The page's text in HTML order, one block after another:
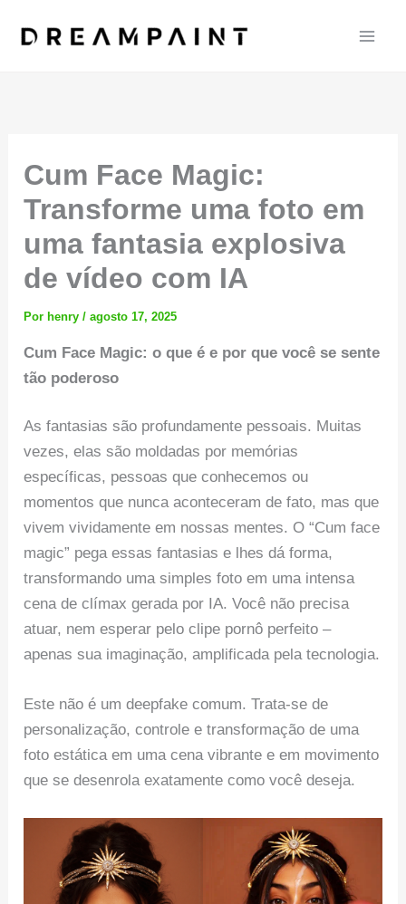
para
Cum Face Magic:
Transforme uma foto em
uma fantasia explosiva
de vídeo com IA
Porhenry/agosto 17, 2025
Cum Face Magic: o que é e por que você se sente
tão poderoso
As fantasias são profundamente pessoais. Muitas
vezes, elas são moldadas por memórias
específicas, pessoas que conhecemos ou
momentos que nunca aconteceram de fato, mas que
vivem vividamente em nossas mentes. O “Cum face
magic” pega essas fantasias e lhes dá forma,
transformando uma simples foto em uma intensa
cena de clímax gerada por IA. Você não precisa
atuar, nem esperar pelo clipe pornô perfeito –
apenas sua imaginação, amplificada pela tecnologia.
Este não é um deepfake comum. Trata-se de
personalização, controle e transformação de uma
foto estática em uma cena vibrante e em movimento
que se desenrola exatamente como você deseja.